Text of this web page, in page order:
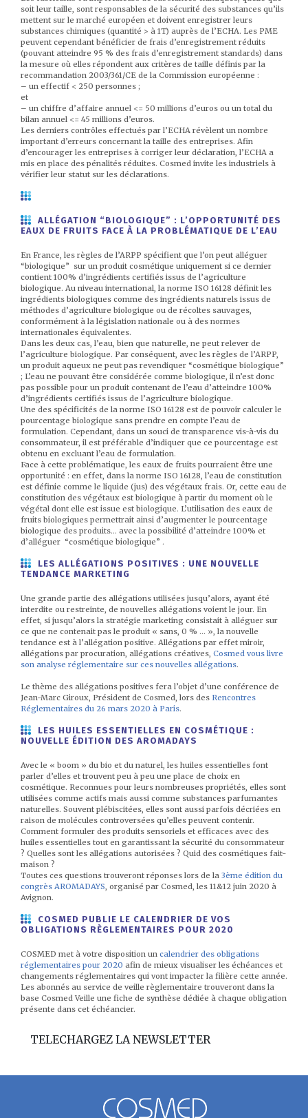
soit leur taille, sont responsables de la sécurité des substances qu’ils
mettent sur le marché européen et doivent enregistrer leurs
substances chimiques (quantité > à 1T) auprès de l’ECHA. Les PME
peuvent cependant bénéficier de frais d’enregistrement réduits
(pouvant atteindre 95 % des frais d’enregistrement standards) dans
la mesure où elles répondent aux critères de taille définis par la
recommandation 2003/361/CE de la Commission européenne :
– un effectif < 250 personnes ;
et
– un chiffre d’affaire annuel <= 50 millions d’euros ou un total du
bilan annuel <= 45 millions d’euros.
Les derniers contrôles effectués par l’ECHA révèlent un nombre
important d’erreurs concernant la taille des entreprises. Afin
d’encourager les entreprises à corriger leur déclaration, l’ECHA a
mis en place des pénalités réduites. Cosmed invite les industriels à
vérifier leur statut sur les déclarations.
ALLÉGATION “BIOLOGIQUE” : L’OPPORTUNITÉ DES
EAUX DE FRUITS FACE À LA PROBLÉMATIQUE DE L’EAU
En France, les règles de l’ARPP spécifient que l’on peut alléguer
“biologique” sur un produit cosmétique uniquement si ce dernier
contient 100% d’ingrédients certifiés issus de l’agriculture
biologique. Au niveau international, la norme ISO 16128 définit les
ingrédients biologiques comme des ingrédients naturels issus de
méthodes d’agriculture biologique ou de récoltes sauvages,
conformément à la législation nationale ou à des normes
internationales équivalentes.
Dans les deux cas, l’eau, bien que naturelle, ne peut relever de
l’agriculture biologique. Par conséquent, avec les règles de l’ARPP,
un produit aqueux ne peut pas revendiquer “cosmétique biologique”
; L’eau ne pouvant être considérée comme biologique, il n’est donc
pas possible pour un produit contenant de l’eau d’atteindre 100%
d’ingrédients certifiés issus de l’agriculture biologique.
Une des spécificités de la norme ISO 16128 est de pouvoir calculer le
pourcentage biologique sans prendre en compte l’eau de
formulation. Cependant, dans un souci de transparence vis-à-vis du
consommateur, il est préférable d’indiquer que ce pourcentage est
obtenu en excluant l’eau de formulation.
Face à cette problématique, les eaux de fruits pourraient être une
opportunité : en effet, dans la norme ISO 16128, l’eau de constitution
est définie comme le liquide (jus) des végétaux frais. Or, cette eau de
constitution des végétaux est biologique à partir du moment où le
végétal dont elle est issue est biologique. L’utilisation des eaux de
fruits biologiques permettrait ainsi d’augmenter le pourcentage
biologique des produits… avec la possibilité d’atteindre 100% et
d’alléguer “cosmétique biologique” .
LES ALLÉGATIONS POSITIVES : UNE NOUVELLE
TENDANCE MARKETING
Une grande partie des allégations utilisées jusqu’alors, ayant été
interdite ou restreinte, de nouvelles allégations voient le jour. En
effet, si jusqu’alors la stratégie marketing consistait à alléguer sur
ce que ne contenait pas le produit « sans, 0 % … », la nouvelle
tendance est à l’allégation positive. Allégations par effet miroir,
allégations par procuration, allégations créatives, Cosmed vous livre
son analyse réglementaire sur ces nouvelles allégations.
Le thème des allégations positives fera l’objet d’une conférence de
Jean-Marc Giroux, Président de Cosmed, lors des Rencontres
Réglementaires du 26 mars 2020 à Paris.
LES HUILES ESSENTIELLES EN COSMÉTIQUE :
NOUVELLE ÉDITION DES AROMADAYS
Avec le « boom » du bio et du naturel, les huiles essentielles font
parler d’elles et trouvent peu à peu une place de choix en
cosmétique. Reconnues pour leurs nombreuses propriétés, elles sont
utilisées comme actifs mais aussi comme substances parfumantes
naturelles. Souvent plébiscitées, elles sont aussi parfois décriées en
raison de molécules controversées qu’elles peuvent contenir.
Comment formuler des produits sensoriels et efficaces avec des
huiles essentielles tout en garantissant la sécurité du consommateur
? Quelles sont les allégations autorisées ? Quid des cosmétiques fait-
maison ?
Toutes ces questions trouveront réponses lors de la 3ème édition du
congrès AROMADAYS, organisé par Cosmed, les 11&12 juin 2020 à
Avignon.
COSMED PUBLIE LE CALENDRIER DE VOS
OBLIGATIONS RÈGLEMENTAIRES POUR 2020
COSMED met à votre disposition un calendrier des obligations
réglementaires pour 2020 afin de mieux visualiser les échéances et
changements réglementaires qui vont impacter la filière cette année.
Les abonnés au service de veille règlementaire trouveront dans la
base Cosmed Veille une fiche de synthèse dédiée à chaque obligation
présente dans cet échéancier.
TELECHARGEZ LA NEWSLETTER